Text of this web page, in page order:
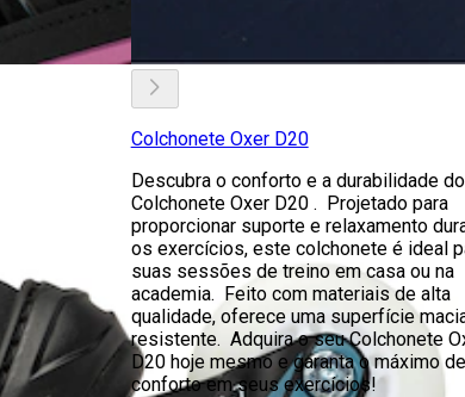
Colchonete Oxer D20
Descubra o conforto e a durabilidade do
Colchonete Oxer D20 . Projetado para
proporcionar suporte e relaxamento
os exercícios, este colchonete é ideal
suas sessões de treino em casa ou na
academia. Feito com materiais de alta
qualidade, oferece uma superfície
resistente. Adquira o seu Colchonete
D20 hoje mesmo e garanta o máximo de
conforto em seus exercícios!